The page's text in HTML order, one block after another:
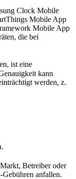
Clock Mobile
Mobile App
Mobile App
die bei
ist eine
kann
werden, z.
Betreiber oder
anfallen.